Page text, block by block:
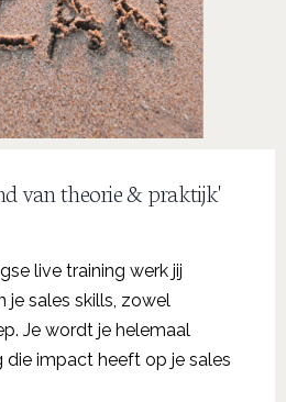
van theorie & praktijk'
live training werk jij
je sales skills, zowel
Je wordt je helemaal
die impact heeft op je sales